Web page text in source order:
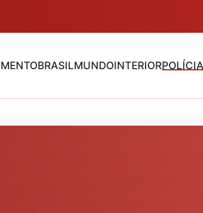
BRASILMUNDOINTERIORPOLÍCIA